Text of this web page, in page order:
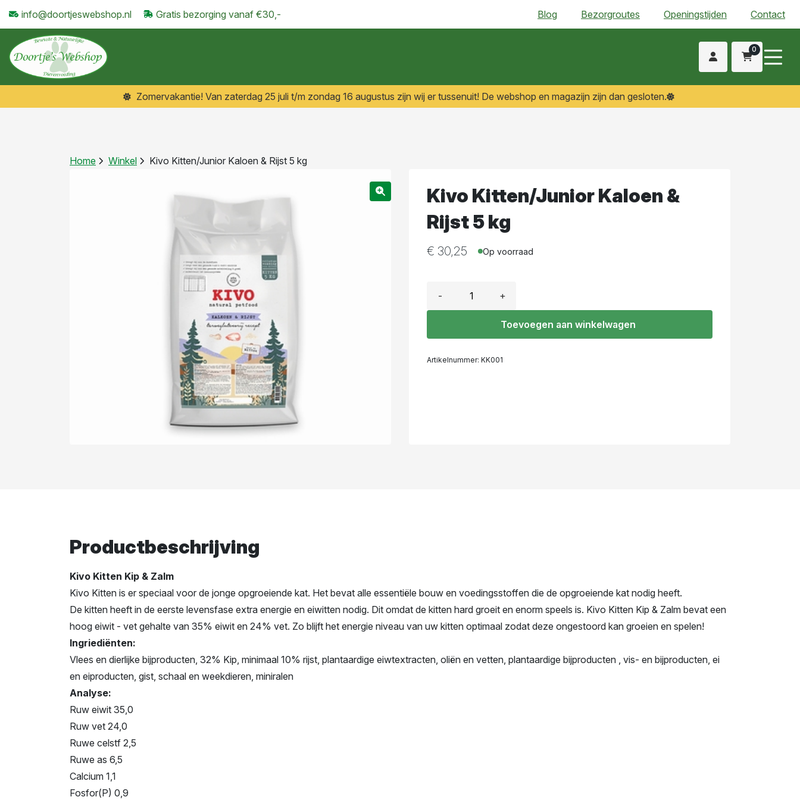
info@doortjeswebshop.nl Gratis bezorging vanaf €30,- Blog Bezorgroutes Openingstijden Contact
0
Zomervakantie! Van zaterdag 25 juli t/m zondag 16 augustus zijn wij er tussenuit! De webshop en magazijn zijn dan gesloten.
Home Winkel Kivo Kitten/Junior Kaloen & Rijst 5 kg
Kivo Kitten/Junior Kaloen &
Rijst 5 kg
€ 30,25 Op voorraad
- +
Toevoegen aan winkelwagen
Artikelnummer: KK001
Productbeschrijving
Kivo Kitten Kip & Zalm
Kivo Kitten is er speciaal voor de jonge opgroeiende kat. Het bevat alle essentiële bouw en voedingsstoffen die de opgroeiende kat nodig heeft.
De kitten heeft in de eerste levensfase extra energie en eiwitten nodig. Dit omdat de kitten hard groeit en enorm speels is. Kivo Kitten Kip & Zalm bevat een
hoog eiwit - vet gehalte van 35% eiwit en 24% vet. Zo blijft het energie niveau van uw kitten optimaal zodat deze ongestoord kan groeien en spelen!
Ingriediënten:
Vlees en dierlijke bijproducten, 32% Kip, minimaal 10% rijst, plantaardige eiwtextracten, oliën en vetten, plantaardige bijproducten , vis- en bijproducten, ei
en eiproducten, gist, schaal en weekdieren, miniralen
Analyse:
Ruw eiwit 35,0
Ruw vet 24,0
Ruwe celstf 2,5
Ruwe as 6,5
Calcium 1,1
Fosfor(P) 0,9